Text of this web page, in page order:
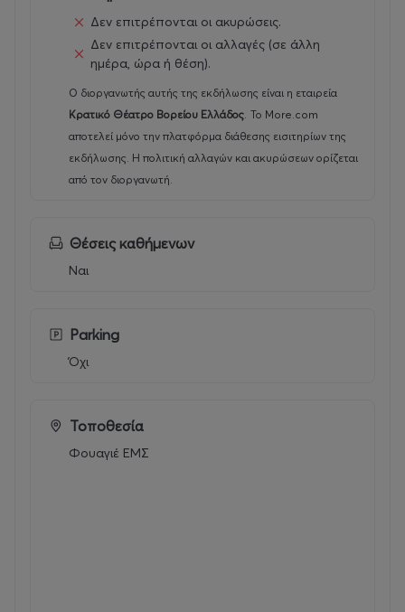
Δεν επιτρέπονται οι ακυρώσεις.
Δεν επιτρέπονται οι αλλαγές (σε άλλη
ημέρα, ώρα ή θέση).
Ο διοργανωτής αυτής της εκδήλωσης είναι η εταιρεία
Κρατικό Θέατρο Βορείου Ελλάδος Το More.com
αποτελεί μόνο την πλατφόρμα διάθεσης εισιτηρίων της
εκδήλωσης. Η πολιτική αλλαγών και ακυρώσεων ορίζεται
από τον διοργανωτή.
Θέσεις καθήμενων
Ναι
Parking
Όχι
Τοποθεσία
Φουαγιέ ΕΜΣ